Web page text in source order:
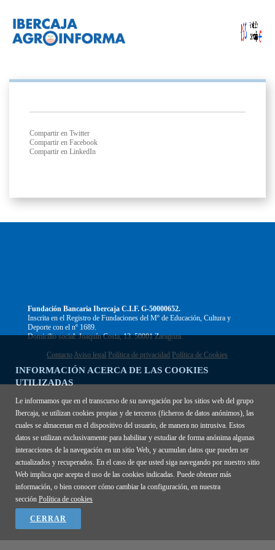
INFORMACIÓN ACERCA DE LAS COOKIES
UTILIZADAS
Le informamos que en el transcurso de su navegación por los sitios web del grupo
Ibercaja, se utilizan cookies propias y de terceros (ficheros de datos anónimos), las
cuales se almacenan en el dispositivo del usuario, de manera no intrusiva. Estos
datos se utilizan exclusivamente para habilitar y estudiar de forma anónima algunas
interacciones de la navegación en un sitio Web, y acumulan datos que pueden ser
actualizados y recuperados. En el caso de que usted siga navegando por nuestro sitio
Web implica que acepta el uso de las cookies indicadas. Puede obtener más
información, o bien conocer cómo cambiar la configuración, en nuestra
sección Política de cookies
CERRAR
Compartir en Twitter
Compartir en Facebook
Compartir en LinkedIn
Fundación Bancaria Ibercaja C.I.F. G-50000652.
Inscrita en el Registro de Fundaciones del Mº de Educación, Cultura y
Deporte con el nº 1689.
Domicilio social: Joaquín Costa, 13. 50001 Zaragoza.
Contacto Aviso legal Política de privacidad Política de Cookies